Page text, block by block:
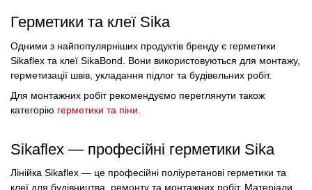
Герметики та клеї Sika
Одними з найпопулярніших продуктів бренду є герметики
Sikaflex та клеї SikaBond. Вони використовуються для монтажу,
герметизації швів, укладання підлог та будівельних робіт.
Для монтажних робіт рекомендуємо переглянути також
категорію герметики та піни
Sikaflex — професійні герметики Sika
Лінійка Sikaflex — це професійні поліуретанові герметики та
клеї для будівництва, ремонту та монтажних робіт. Матеріали